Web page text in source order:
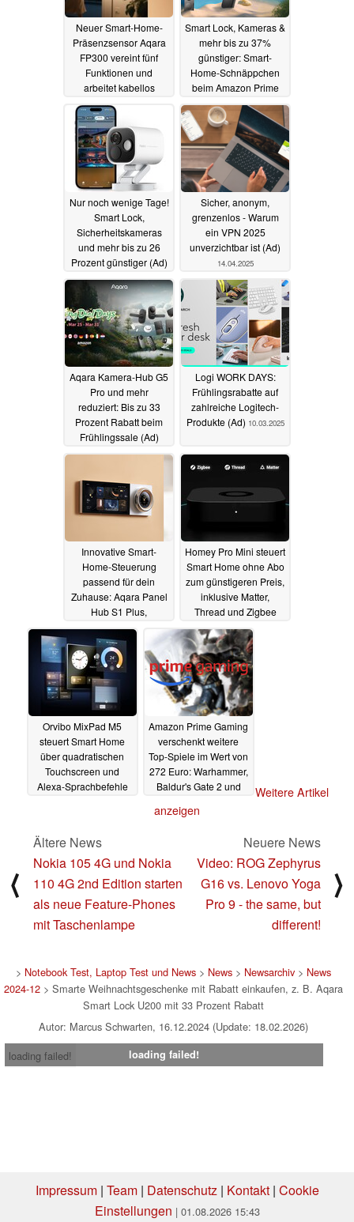
Neuer Smart-Home-
Präsenzsensor Aqara
FP300 vereint fünf
Funktionen und
arbeitet kabellos
12.11.2025
Smart Lock, Kameras &
mehr bis zu 37%
günstiger: Smart-
Home-Schnäppchen
beim Amazon Prime
Day (Ad)09.07.2025
Nur noch wenige Tage!
Smart Lock,
Sicherheitskameras
und mehr bis zu 26
Prozent günstiger (Ad)
27.05.2025
Sicher, anonym,
grenzenlos - Warum
ein VPN 2025
unverzichtbar ist (Ad)
14.04.2025
Aqara Kamera-Hub G5
Pro und mehr
reduziert: Bis zu 33
Prozent Rabatt beim
Frühlingssale (Ad)
25.03.2025
Logi WORK DAYS:
Frühlingsrabatte auf
zahlreiche Logitech-
Produkte (Ad) 10.03.2025
Innovative Smart-
Home-Steuerung
passend für dein
Zuhause: Aqara Panel
Hub S1 Plus,
Touchscreen Dial V1
und Display Switch V1
(Ad)28.02.2025
Homey Pro Mini steuert
Smart Home ohne Abo
zum günstigeren Preis,
inklusive Matter,
Thread und Zigbee
18.12.2024
Orvibo MixPad M5
steuert Smart Home
über quadratischen
Touchscreen und
Alexa-Sprachbefehle
Amazon Prime Gaming
verschenkt weitere
Top-Spiele im Wert von
272 Euro: Warhammer,
Baldur's Gate 2 und
Weitere Artikel
anzeigen
⟨
Ältere News
Nokia 105 4G und Nokia
110 4G 2nd Edition starten
als neue Feature-Phones
mit Taschenlampe
Neuere News
Video: ROG Zephyrus
G16 vs. Lenovo Yoga
Pro 9 - the same, but
different!
⟩
> Notebook Test, Laptop Test und News> News> Newsarchiv> News
2024-12> Smarte Weihnachtsgeschenke mit Rabatt einkaufen, z. B. Aqara
Smart Lock U200 mit 33 Prozent Rabatt
Autor: Marcus Schwarten, 16.12.2024 (Update: 18.02.2026)
loading failed!
loading failed!
Impressum| Team| Datenschutz| Kontakt| Cookie
Einstellungen | 01.08.2026 15:43